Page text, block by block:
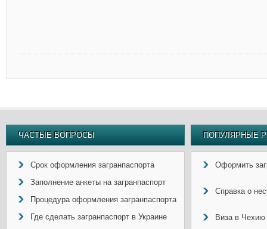
ЧАСТЫЕ ВОПРОСЫ
Срок оформления загранпаспорта
Заполнение анкеты на загранпаспорт
Процедура оформления загранпаспорта
Где сделать загранпаспорт в Украине
ПОПУЛЯРНЫЕ
Оформить
Справка о
Виза в Чехию